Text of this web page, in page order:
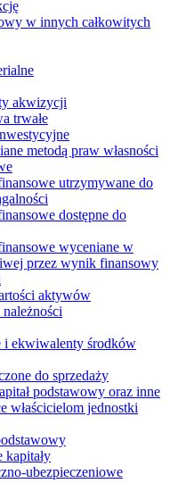
w innych całkowitych
akwizycji
trwałe
metodą praw własności
utrzymywane do
dostępne do
wyceniane w
przez wynik finansowy
aktywów
i ekwiwalenty środków
do sprzedaży
podstawowy oraz inne
właścicielom jednostki
kapitały
ubezpieczeniowe